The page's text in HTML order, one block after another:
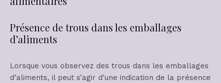
Présence de trous dans les emballages
d’aliments
Lorsque vous observez des trous dans les emballages
d’aliments, il peut s’agir d’une indication de la présence